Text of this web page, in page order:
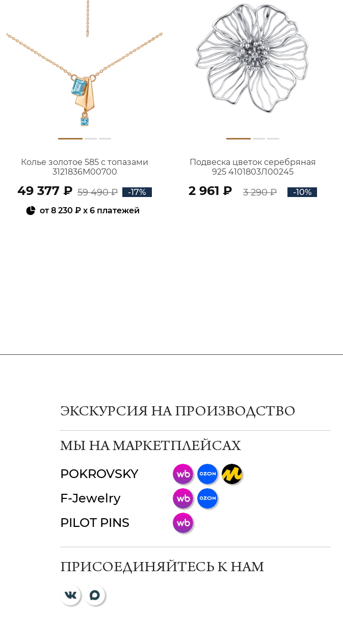
Колье золотое 585 с топазами
3121836М00700
49 377 ₽ 59 490 ₽
-17%
от8 230 ₽x 6 платежей
Подвеска цветок серебряная
925 4101803Л00245
2 961 ₽ 3 290 ₽ -10%
ЭКСКУРСИЯ НА ПРОИЗВОДСТВО
МЫ НА МАРКЕТПЛЕЙСАХ
POKROVSKY
F-Jewelry
PILOT PINS
ПРИСОЕДИНЯЙТЕСЬ К НАМ
ChatApp
мессенджер!